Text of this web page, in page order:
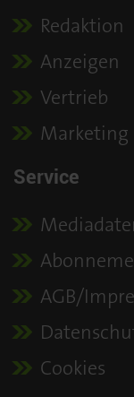
Redaktion
Anzeigen
Vertrieb
Marketing
Service
AGB/
Cookies